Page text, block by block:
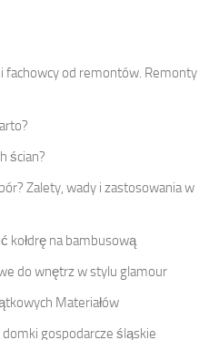
fachowcy od remontów. Remonty
ścian?
Zalety, wady i zastosowania w
kołdrę na bambusową
do wnętrz w stylu glamour
Materiałów
gospodarcze śląskie